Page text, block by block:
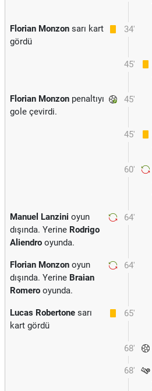
34'
Florian Monzon sarı kart
gördü
45'
45'
Florian Monzon penaltıyı
gole çevirdi.
45'
60'
64'
Manuel Lanzini oyun
dışında. Yerine Rodrigo
Aliendro oyunda.
64'
Florian Monzon oyun
dışında. Yerine Braian
Romero oyunda.
65'
Lucas Robertone sarı
kart gördü
68'
68'